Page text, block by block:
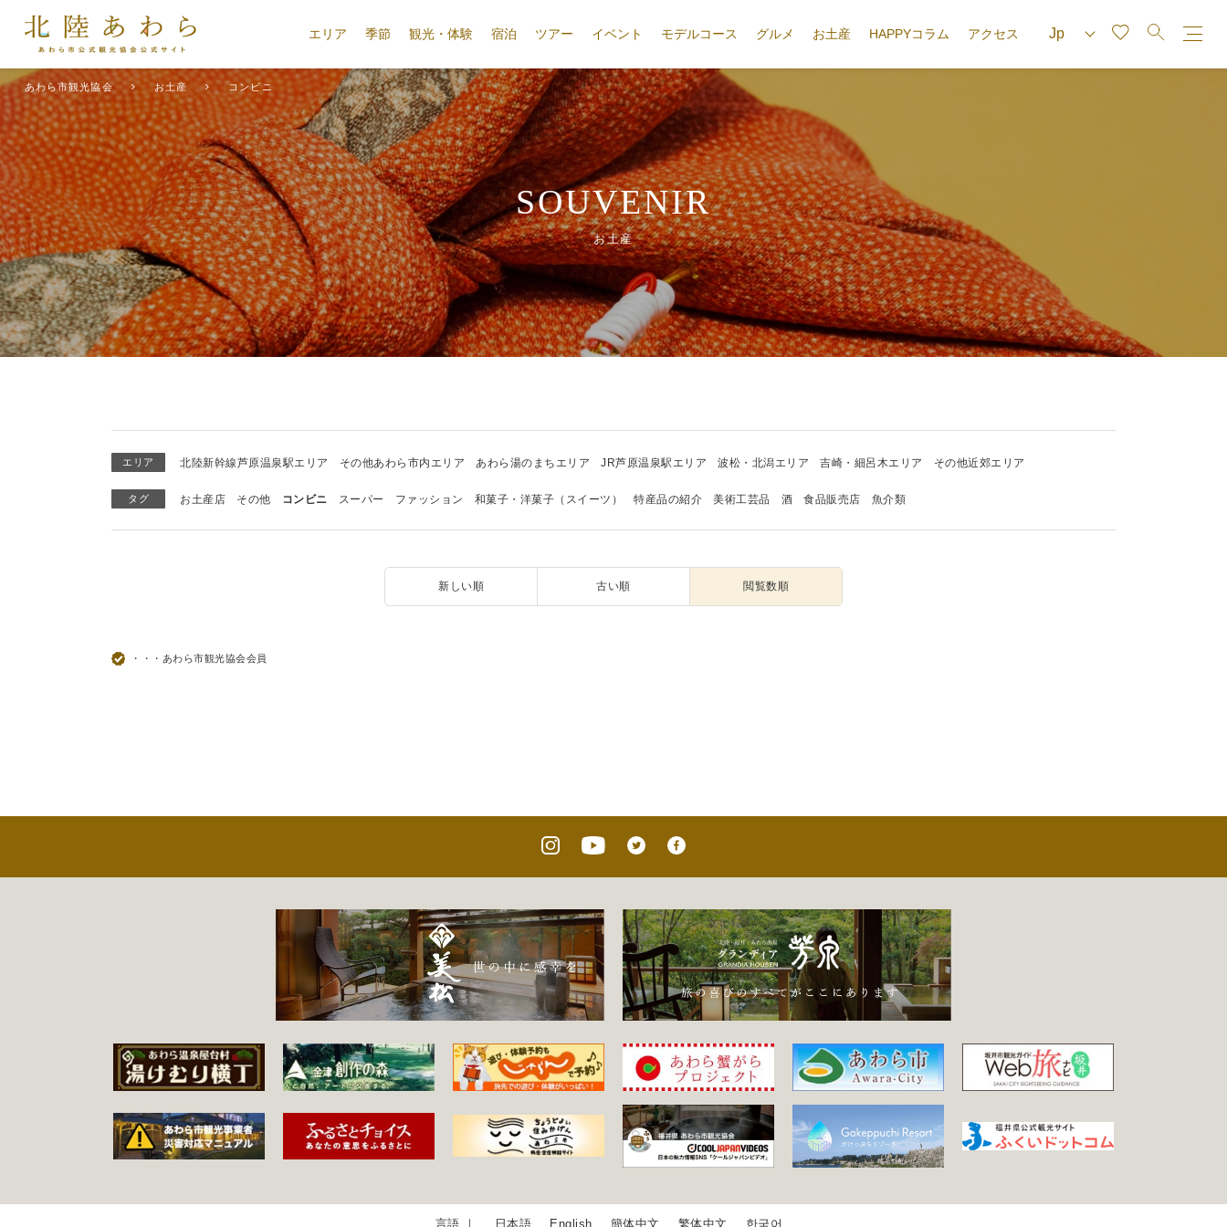
エリア 季節 観光・体験 宿泊 ツアー イベント モデルコース グルメ お土産 HAPPYコラム アクセス
あわら市観光協会 お土産 コンビニ
SOUVENIR
お土産
エリア 北陸新幹線芦原温泉駅エリア その他あわら市内エリア あわら湯のまちエリア JR芦原温泉駅エリア 波松・北潟エリア 吉崎・細呂木エリア その他近郊エリア
タグ お土産店 その他 コンビニ スーパー ファッション 和菓子・洋菓子（スイーツ） 特産品の紹介 美術工芸品 酒 食品販売店 魚介類
新しい順 古い順 閲覧数順
・・・あわら市観光協会会員
日本語 English 簡体中文 繁体中文 한국어